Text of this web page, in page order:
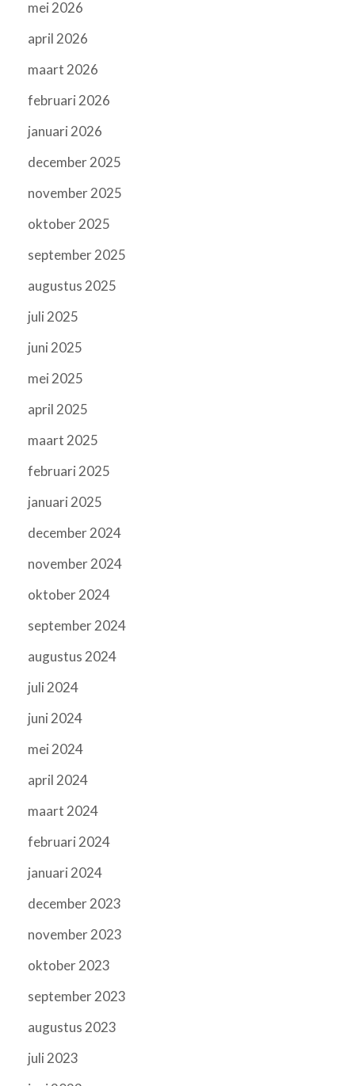
mei 2026
april 2026
maart 2026
februari 2026
januari 2026
december 2025
november 2025
oktober 2025
september 2025
augustus 2025
juli 2025
juni 2025
mei 2025
april 2025
maart 2025
februari 2025
januari 2025
december 2024
november 2024
oktober 2024
september 2024
augustus 2024
juli 2024
juni 2024
mei 2024
april 2024
maart 2024
februari 2024
januari 2024
december 2023
november 2023
oktober 2023
september 2023
augustus 2023
juli 2023